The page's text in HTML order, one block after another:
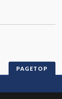
PAGETOP